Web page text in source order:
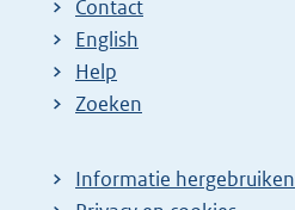
Contact
English
Help
Zoeken
Informatie hergebruiken